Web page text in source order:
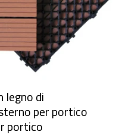
legno di
per portico
portico